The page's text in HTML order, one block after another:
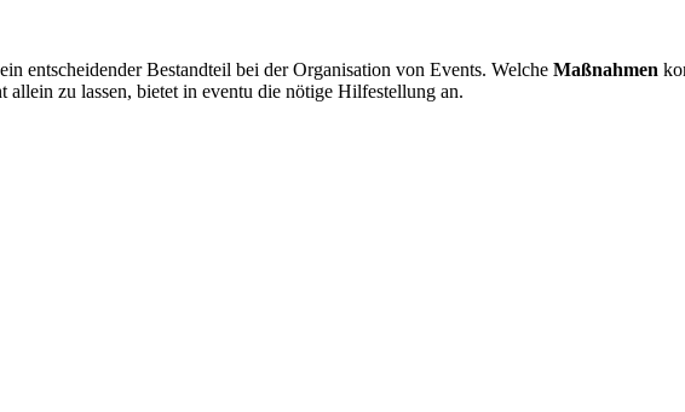
entscheidender Bestandteil bei der Organisation von Events. Welche Maßnahmen
zu lassen, bietet in eventu die nötige Hilfestellung an.